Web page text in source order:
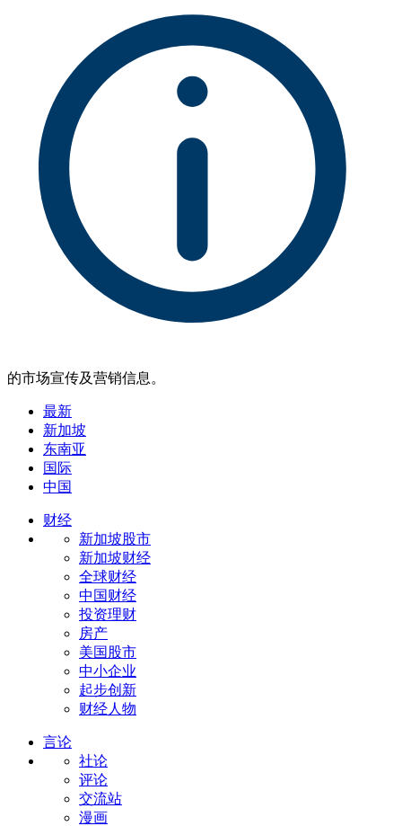
的市场宣传及营销信息。
最新
新加坡
东南亚
国际
中国
财经
新加坡股市
新加坡财经
全球财经
中国财经
投资理财
房产
美国股市
中小企业
起步创新
财经人物
言论
社论
评论
交流站
漫画